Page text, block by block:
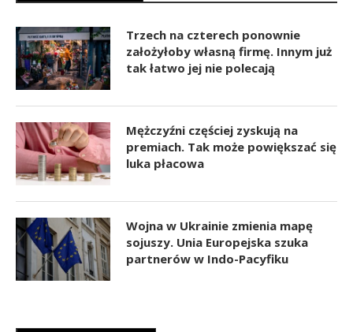
Trzech na czterech ponownie
założyłoby własną firmę. Innym już
tak łatwo jej nie polecają
Mężczyźni częściej zyskują na
premiach. Tak może powiększać się
luka płacowa
Wojna w Ukrainie zmienia mapę
sojuszy. Unia Europejska szuka
partnerów w Indo-Pacyfiku